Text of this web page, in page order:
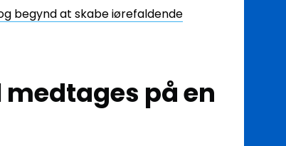
begynd at skabe iørefaldende
på en